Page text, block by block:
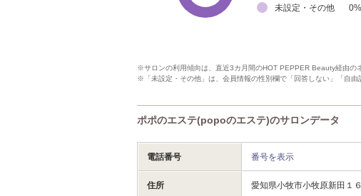
未設定・その他
0%
※サロンの利用傾向は、直近3カ月間のHOT PEPPER Beauty経由の
※「未設定・その他」は、会員情報の性別欄で「回答しない」「自由
ポポのエステ(popoのエステ)のサロンデータ
電話番号 番号を表示
住所 愛知県小牧市小牧原新田１